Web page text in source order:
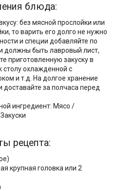
блюда:
без мясной прослойки или
то варить его долго не нужно
и специи добавляйте по
должны быть лавровый лист,
приготовленную закуску в
столу охлажденной с
и т.д. На долгое хранение
доставайте за полчаса перед
ингредиент: Мясо /
рецепта:
крупная головка или 2